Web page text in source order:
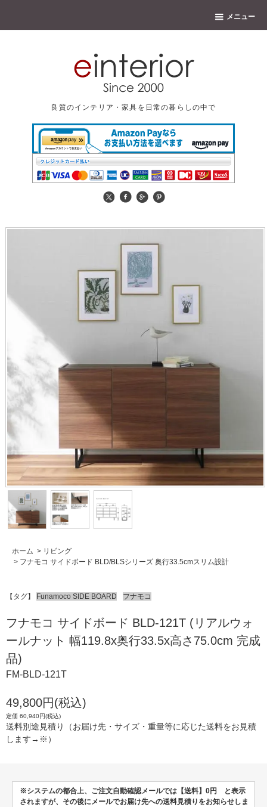
メニュー
良質のインテリア・家具を日常の暮らしの中で
ホーム > リビング
> フナモコ サイドボード BLD/BLSシリーズ 奥行33.5cmスリム設計
【タグ】 Funamoco SIDE BOARD フナモコ
フナモコ サイドボード BLD-121T (リアルウォ
ールナット 幅119.8x奥行33.5x高さ75.0cm 完成
品)
FM-BLD-121T
49,800円(税込)
定価 60,940円(税込)
送料別途見積り（お届け先・サイズ・重量等に応じた送料をお見積
します→※）
※システムの都合上、ご注文自動確認メールでは【送料】0円 と表示
されますが、その後にメールでお届け先への送料見積りをお知らせしま